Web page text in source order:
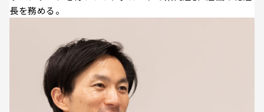
長を務める。